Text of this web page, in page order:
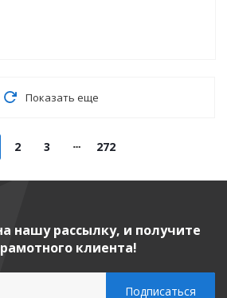
Показать еще
2 3 272
нашу рассылку, и получите
клиента!